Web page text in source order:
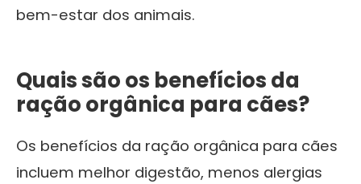
bem-estar dos animais.
Quais são os benefícios da
ração orgânica para cães?
Os benefícios da ração orgânica para cães
incluem melhor digestão, menos alergias